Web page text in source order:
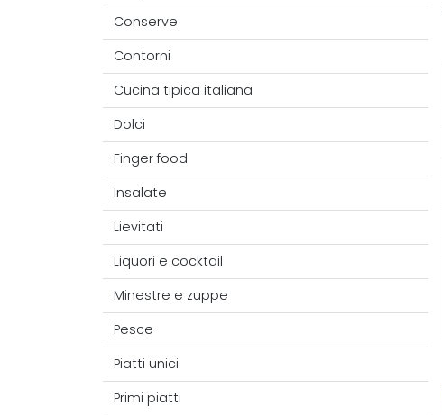
Conserve
Contorni
Cucina tipica italiana
Dolci
Finger food
Insalate
Lievitati
Liquori e cocktail
Minestre e zuppe
Pesce
Piatti unici
Primi piatti